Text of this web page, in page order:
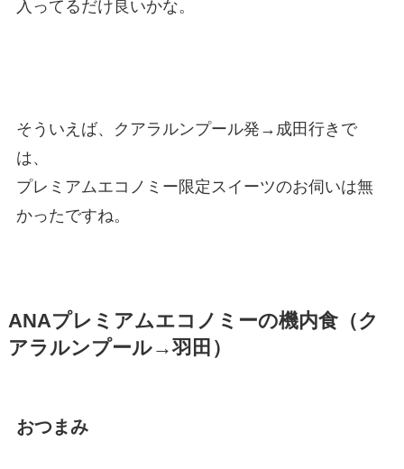
入ってるだけ良いかな。
そういえば、クアラルンプール発→成田行きで
は、
プレミアムエコノミー限定スイーツのお伺いは無
かったですね。
ANAプレミアムエコノミーの機内食（ク
アラルンプール→羽田）
おつまみ